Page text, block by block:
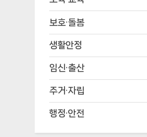
보호·돌봄
생활안정
임신·출산
주거·자립
행정·안전